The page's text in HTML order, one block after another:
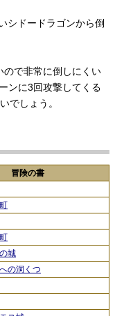
シドードラゴンから倒
ので非常に倒しにくい
ンに3回攻撃してくる
でしょう。
冒険の書
城
の洞くつ